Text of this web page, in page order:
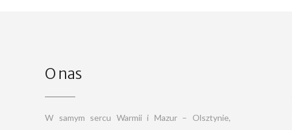
O nas
W samym sercu Warmii i Mazur – Olsztynie,